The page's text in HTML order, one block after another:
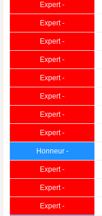
Expert -
Expert -
Expert -
Expert -
Expert -
Expert -
Expert -
Expert -
Honneur -
Expert -
Expert -
Expert -